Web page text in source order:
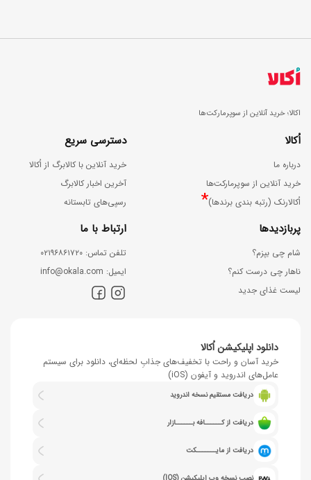
اکالا؛ خرید آنلاین از سوپرمارکت‌ها
اُکالا
درباره ما
خرید آنلاین از سوپرمارکت‌ها
اُکالارنک (رتبه بندی برندها)*
دسترسی سریع
خرید آنلاین با کالابرگ از اُکالا
آخرین اخبار کالابرگ
رسپی‌های تابستانه
پربازدیدها
شام چی بپزم؟
ناهار چی درست کنم؟
لیست غذای جدید
ارتباط با ما
ﺗﻠﻔﻦ ﺗﻤﺎس: ۰۲۱۹۶۸۶۱۷۲۰
اﯾﻤﯿﻞ: info@okala.com
دانلود اپلیکیشن اُکالا
خرید آسان و راحت با تخفیف‌های جذابِ لحظه‌ای، دانلود برای سیستم
عامل‌های اندروید و آیفون (iOS)
دریافت مستقیم نسخه اندروید
دریافت از کــــــافه بــــــازار
دریافت از مایـــــــکت